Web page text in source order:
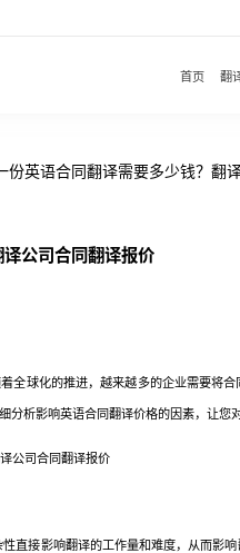
首页 翻
份英语合同翻译需要多少钱？翻
公司合同翻译报价
全球化的推进，越来越多的企业需要将
析影响英语合同翻译价格的因素，让您
接影响翻译的工作量和难度，从而影